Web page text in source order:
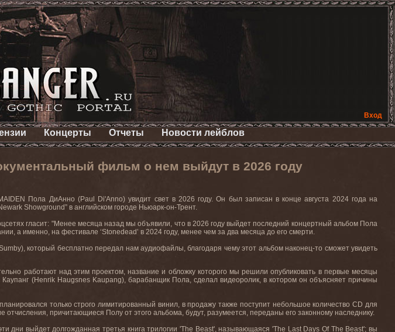
Вход
Концерты Отчеты Новости лейблов
фильм о нем выйдут в 2026 году
Пола ДиАнно (Paul Di'Anno) увидит свет в 2026 году. Он был записан в конце августа 2024 года на
Showground” в английском городе Ньюарк-он-Трент.
гласит: "Менее месяца назад мы объявили, что в 2026 году выйдет последний концертный альбом Пола
а именно, на фестивале ‘Stonedead’ в 2024 году, менее чем за два месяца до его смерти.
который бесплатно передал нам аудиофайлы, благодаря чему этот альбом наконец-то сможет увидеть
работают над этим проектом, название и обложку которого мы решили опубликовать в первые месяцы
(Henrik Haugsnes Kaupang), барабанщик Пола, сделал видеоролик, в котором он объясняет причины
только строго лимитированный винил, в продажу также поступит небольшое количество CD для
причитающиеся Полу от этого альбома, будут, разумеется, переданы его законному наследнику.
дни выйдет долгожданная третья книга трилогии 'The Beast', называющаяся 'The Last Days Of The Beast'; вы